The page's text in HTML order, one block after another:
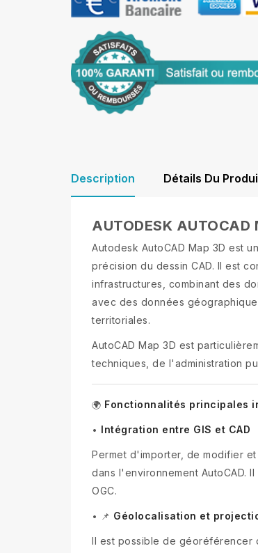
Description Détails Du
AUTODESK AUTOCAD
Autodesk AutoCAD Map 3D est
précision du dessin CAD. Il est
infrastructures, combinant des
avec des données
territoriales.
AutoCAD Map 3D est
techniques, de l'administration
🌍 Fonctionnalités principales
• Intégration entre GIS et CAD
Permet d'importer, de modifier
dans l'environnement AutoCAD.
OGC.
• 📌 Géolocalisation et
Il est possible de géoréférencer